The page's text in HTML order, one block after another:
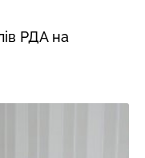
РДА на